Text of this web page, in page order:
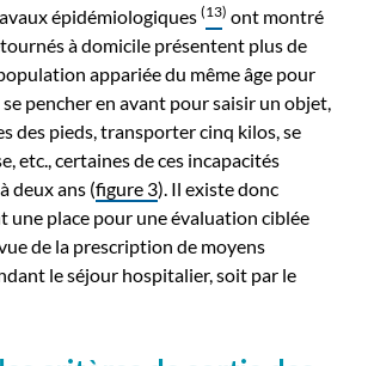
épidémiologiques (13) ont montré
à domicile présentent plus de
appariée du même âge pour
pencher en avant pour saisir un objet,
des pieds, transporter cinq kilos, se
etc., certaines de ces incapacités
deux ans (figure 3). Il existe donc
une place pour une évaluation ciblée
de la prescription de moyens
le séjour hospitalier, soit par le